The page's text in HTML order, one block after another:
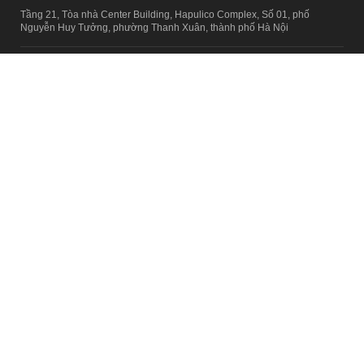
Tầng 21, Tòa nhà Center Building, Hapulico Complex, Số 01, phố
Nguyễn Huy Tưởng, phường Thanh Xuân, thành phố Hà Nội